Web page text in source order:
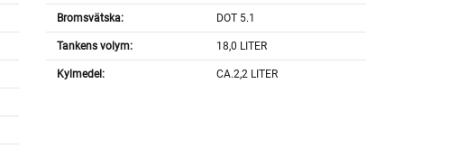
Bromsvätska: DOT 5.1
Tankens volym: 18,0 LITER
Kylmedel: CA.2,2 LITER